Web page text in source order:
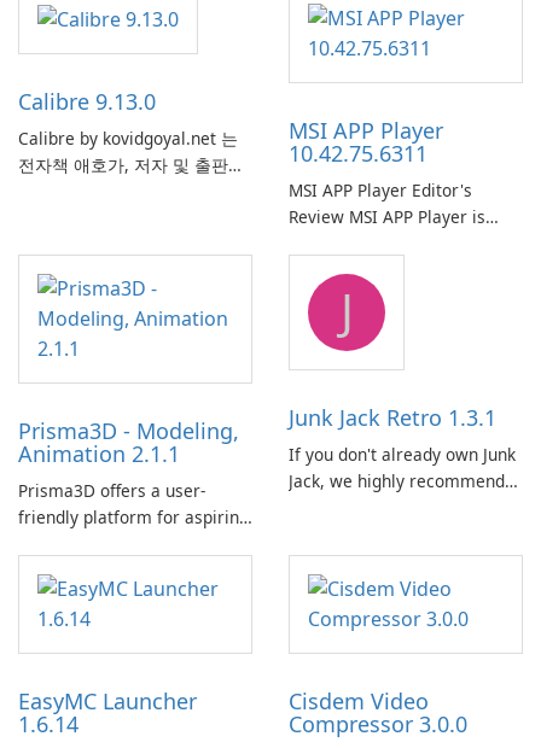
Calibre 9.13.0
Calibre by kovidgoyal.net 는
전자책 애호가, 저자 및 출판사
소프트웨어는 사용자에게 다양
한 장치와 전자책 형식에서 전
자책을 구성, 변환, 편집 및 동
기화하기 위한 포괄적인 솔루션
을 제공합니다.
MSI APP Player
10.42.75.6311
MSI APP Player Editor's
Review MSI APP Player is
emulator built atop the
BlueStacks engine and tuned
for MSI hardware.
Prisma3D - Modeling,
Animation 2.1.1
Prisma3D offers a user-
friendly platform for aspiring
imagination to life. With a
wide range of tools and
features, this app allows
users to easily design 3D
captivating animated scenes.
J
Junk Jack Retro 1.3.1
If you don't already own Junk
Jack, we highly recommend
This game is where it all
began! Junk Jack Retro,
formerly known as Junk Jack,
EasyMC Launcher
1.6.14
Cisdem Video
Compressor 3.0.0